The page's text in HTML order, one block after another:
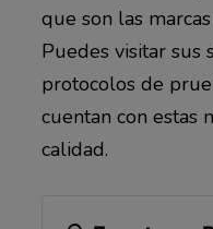
que son las
Puedes visitar sus
protocolos de
cuentan con estas
calidad.